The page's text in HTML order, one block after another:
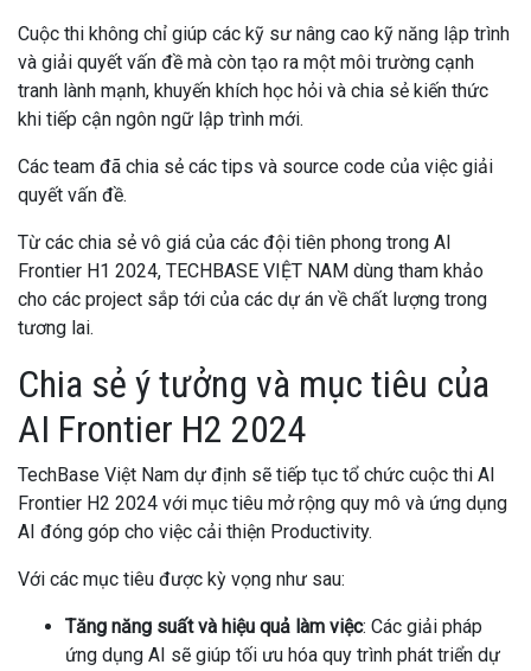
Cuộc thi không chỉ giúp các kỹ sư nâng cao kỹ năng lập trình
và giải quyết vấn đề mà còn tạo ra một môi trường cạnh
tranh lành mạnh, khuyến khích học hỏi và chia sẻ kiến thức
khi tiếp cận ngôn ngữ lập trình mới.
Các team đã chia sẻ các tips và source code của việc giải
quyết vấn đề.
Từ các chia sẻ vô giá của các đội tiên phong trong AI
Frontier H1 2024, TECHBASE VIỆT NAM dùng tham khảo
cho các project sắp tới của các dự án về chất lượng trong
tương lai.
Chia sẻ ý tưởng và mục tiêu của
AI Frontier H2 2024
TechBase Việt Nam dự định sẽ tiếp tục tổ chức cuộc thi AI
Frontier H2 2024 với mục tiêu mở rộng quy mô và ứng dụng
AI đóng góp cho việc cải thiện Productivity.
Với các mục tiêu được kỳ vọng như sau:
Tăng năng suất và hiệu quả làm việc: Các giải pháp
ứng dụng AI sẽ giúp tối ưu hóa quy trình phát triển dự